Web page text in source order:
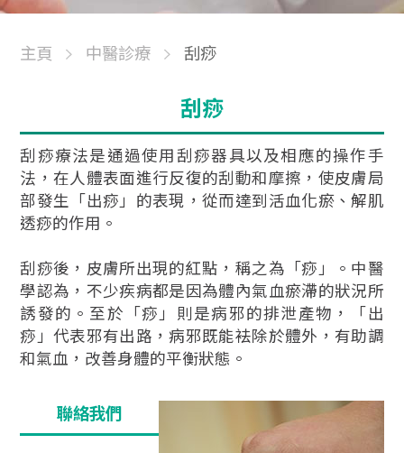
主頁 中醫診療 刮痧
刮痧
刮痧療法是通過使用刮痧器具以及相應的操作手
法，在人體表面進行反復的刮動和摩擦，使皮膚局
部發生「出痧」的表現，從而達到活血化瘀、解肌
透痧的作用。
刮痧後，皮膚所出現的紅點，稱之為「痧」。中醫
學認為，不少疾病都是因為體內氣血瘀滯的狀況所
誘發的。至於「痧」則是病邪的排泄產物，「出
痧」代表邪有出路，病邪既能袪除於體外，有助調
和氣血，改善身體的平衡狀態。
聯絡我們